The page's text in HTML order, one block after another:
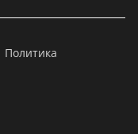
Политика